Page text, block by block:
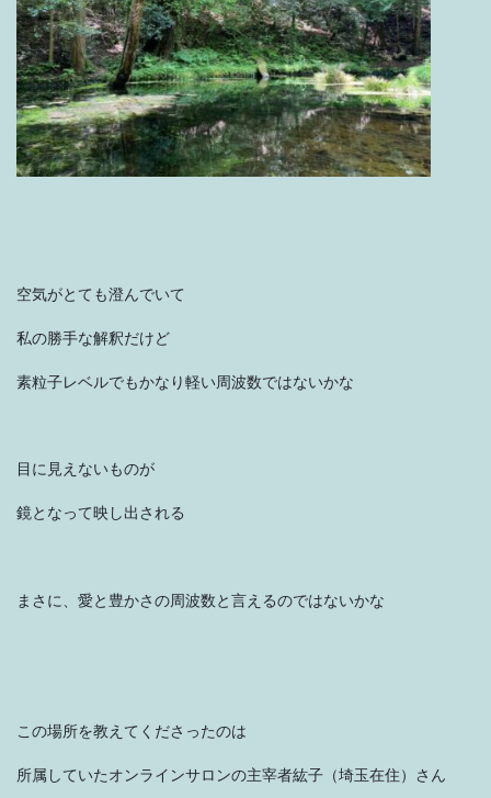
空気がとても澄んでいて
私の勝手な解釈だけど
素粒子レベルでもかなり軽い周波数ではないかな
目に見えないものが
鏡となって映し出される
まさに、愛と豊かさの周波数と言えるのではないかな
この場所を教えてくださったのは
所属していたオンラインサロンの主宰者紘子（埼玉在住）さん